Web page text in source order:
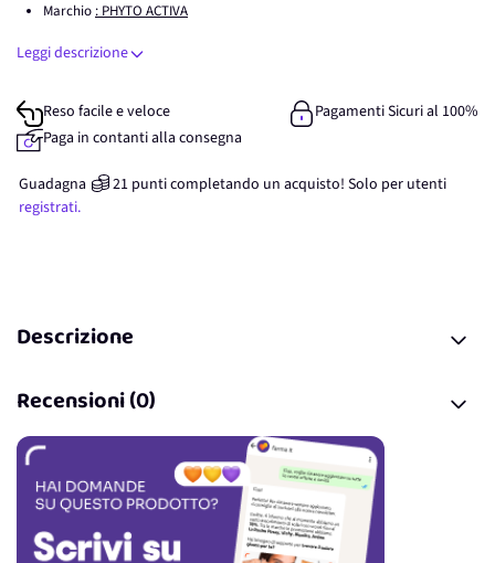
Marchio : PHYTO ACTIVA
Leggi descrizione
Reso facile e veloce
Pagamenti Sicuri al 100%
Paga in contanti alla consegna
Guadagna 21 punticompletando un acquisto! Solo per utenti
registrati.
Descrizione
Recensioni (0)